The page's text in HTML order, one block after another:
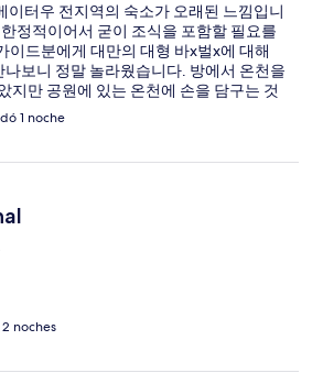
이터우 전지역의 숙소가 오래된 느낌입니
정적이어서 굳이 조식을 포함할 필요를
이드분에게 대만의 대형 바x벌x에 대해
보니 정말 놀라웠습니다. 방에서 온천을
지만 공원에 있는 온천에 손을 담구는 것
각이 들었습니다. 일본분들이 많이 오는
았습니다.
1 noche
noches